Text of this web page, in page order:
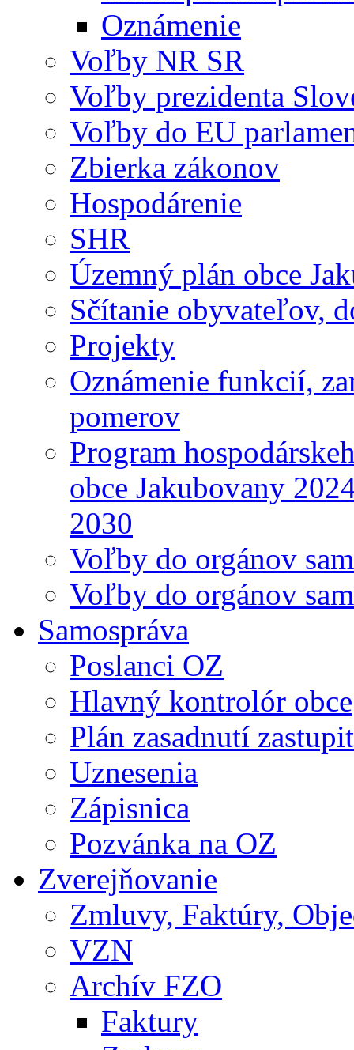
Oznámenie
Voľby NR SR
Voľby prezidenta
Voľby do EU
Zbierka zákonov
Hospodárenie
SHR
Územný plán obce
Sčítanie obyvateľov,
Projekty
Oznámenie funkcií,
pomerov
Program
obce Jakubovany
2030
Voľby do orgánov
Voľby do orgánov
Samospráva
Poslanci OZ
Hlavný kontrolór obce
Plán zasadnutí
Uznesenia
Zápisnica
Pozvánka na OZ
Zverejňovanie
Zmluvy, Faktúry,
VZN
Archív FZO
Faktury